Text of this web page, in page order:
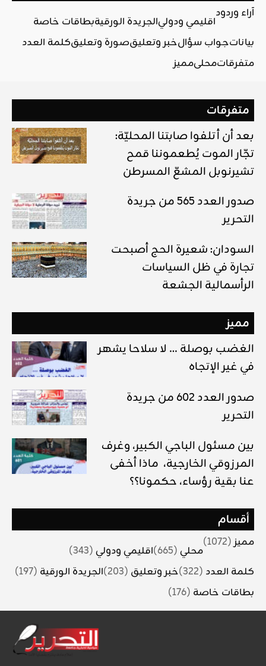
آراء وردود
اقليمي ودوليالجريدة الورقيةبطاقات خاصة
بياناتجواب سؤالخبر وتعليقصورة وتعليقكلمة العدد
متفرقاتمحليمميز
متفرقات
بعد أن أتلفوا صابتنا المحليّة:
تجّار الموت يُطعموننا قمح
تشيرنوبل المشعّ المسرطن
صدور العدد 565 من جريدة
التحرير
السودان: شعيرة الحج أصبحت
تجارة في ظل السياسات
الرأسمالية الجشعة
مميز
الغضب بوصلة … لا سلاحا يشهر
في غير الإتجاه
صدور العدد 602 من جريدة
التحرير
بين مسئول الباجي الكبير، وغرف
المرزوقي الخارجية، ماذا أخفى
عنا بقية رؤساء، حكمونا؟؟
أقسام
مميز(1072)
محلي (665) اقليمي ودولي (343)
كلمة العدد (322) خبر وتعليق (203) الجريدة الورقية (197)
بطاقات خاصة (176)